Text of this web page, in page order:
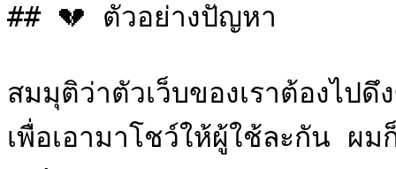
## 💔 ตัวอย่างปัญหา
สมมุติว่าตัวเว็บของเราต้องไ
เพื่อเอามาโชว์ให้ผู้ใช้ละกัน ผม